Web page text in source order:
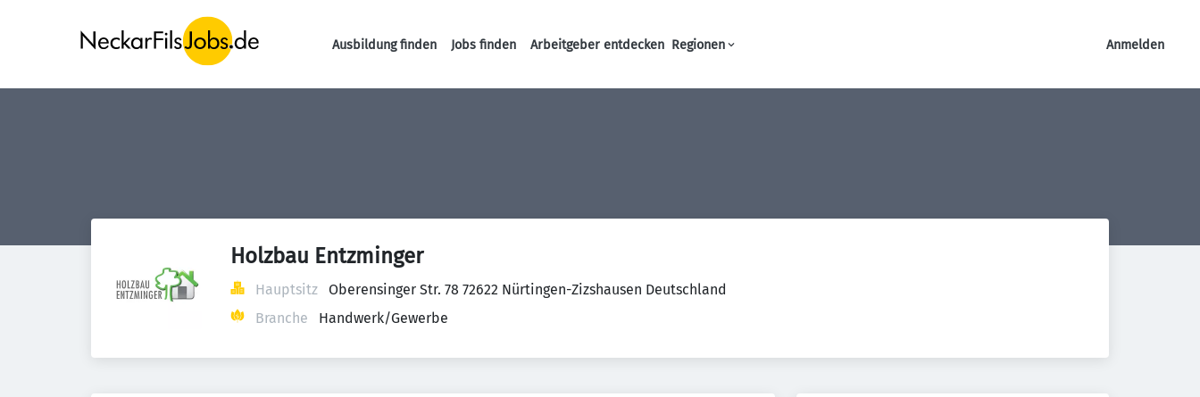
Haupt-Navigation
Ausbildung finden Jobs finden Arbeitgeber entdecken Regionen Anmelden
Holzbau Entzminger
Hauptsitz
Oberensinger Str. 78 72622 Nürtingen-Zizshausen Deutschland
Branche
Handwerk/Gewerbe